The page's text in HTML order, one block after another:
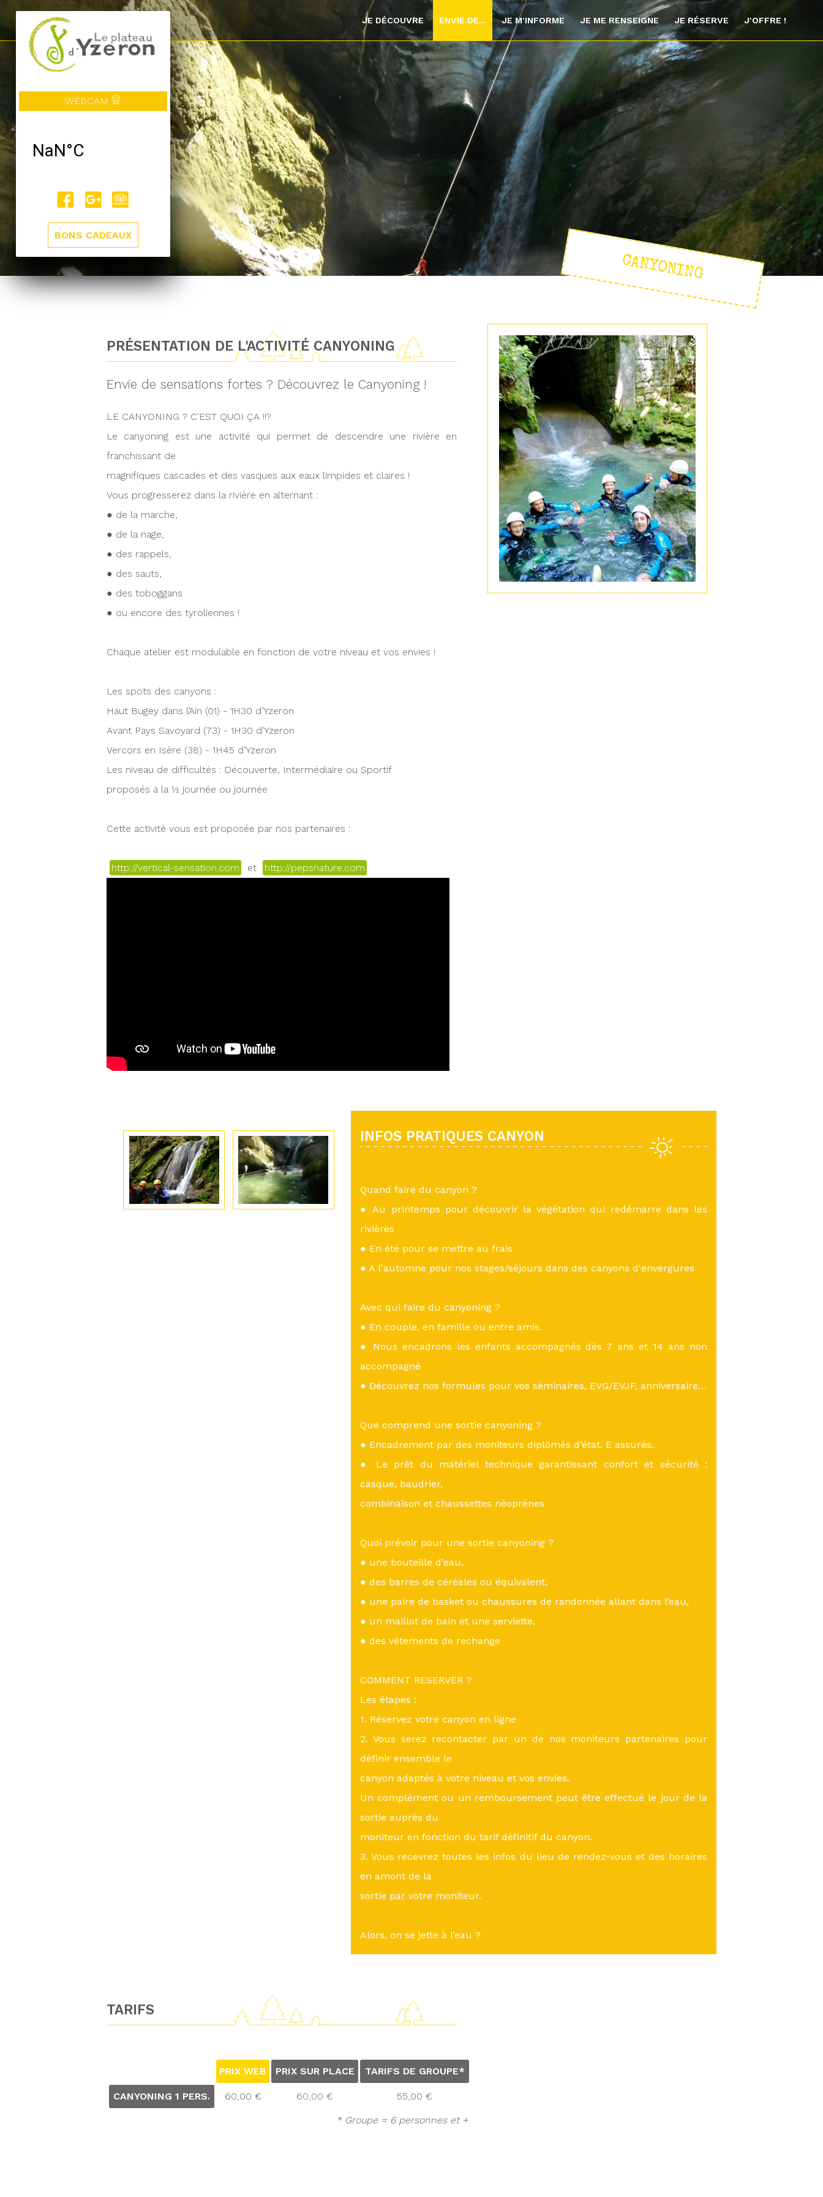
WEBCAM
BONS CADEAUX
JE DÉCOUVRE ENVIE DE... JE M'INFORME JE ME RENSEIGNE JE RÉSERVE J'OFFRE !
CANYONING
PRÉSENTATION DE L'ACTIVITÉ CANYONING
Envie de sensations fortes ? Découvrez le Canyoning !
LE CANYONING ? C'EST QUOI ÇA !!?
Le canyoning est une activité qui permet de descendre une rivière en
franchissant de
magnifiques cascades et des vasques aux eaux limpides et claires !
Vous progresserez dans la rivière en alternant :
● de la marche,
● de la nage,
● des rappels,
● des sauts,
● des toboggans
● ou encore des tyroliennes !
Chaque atelier est modulable en fonction de votre niveau et vos envies !
Les spots des canyons :
Haut Bugey dans l’Ain (01) - 1H30 d’Yzeron
Avant Pays Savoyard (73) - 1H30 d’Yzeron
Vercors en Isère (38) - 1H45 d’Yzeron
Les niveau de difficultés : Découverte, Intermédiaire ou Sportif
proposés à la ½ journée ou journée
Cette activité vous est proposée par nos partenaires :
http://vertical-sensation.com et http://pepsnature.com
INFOS PRATIQUES CANYON
Quand faire du canyon ?
● Au printemps pour découvrir la végétation qui redémarre dans les
rivières
● En été pour se mettre au frais
● A l'automne pour nos stages/séjours dans des canyons d'envergures
Avec qui faire du canyoning ?
● En couple, en famille ou entre amis.
● Nous encadrons les enfants accompagnés dès 7 ans et 14 ans non
accompagné
● Découvrez nos formules pour vos séminaires, EVG/EVJF, anniversaire…
Que comprend une sortie canyoning ?
● Encadrement par des moniteurs diplômés d’état. E assurés.
● Le prêt du matériel technique garantissant confort et sécurité :
casque, baudrier,
combinaison et chaussettes néoprènes
Quoi prévoir pour une sortie canyoning ?
● une bouteille d’eau,
● des barres de céréales ou équivalent,
● une paire de basket ou chaussures de randonnée allant dans l’eau,
● un maillot de bain et une serviette,
● des vêtements de rechange
COMMENT RESERVER ?
Les étapes :
1. Réservez votre canyon en ligne
2. Vous serez recontacter par un de nos moniteurs partenaires pour
définir ensemble le
canyon adaptés à votre niveau et vos envies.
Un complément ou un remboursement peut être effectué le jour de la
sortie auprès du
moniteur en fonction du tarif définitif du canyon.
3. Vous recevrez toutes les infos du lieu de rendez-vous et des horaires
en amont de la
sortie par votre moniteur.
Alors, on se jette à l’eau ?
TARIFS
PRIX WEB PRIX SUR PLACE TARIFS DE GROUPE*
CANYONING 1 PERS. 60,00 € 60,00 € 55,00 €
* Groupe = 6 personnes et +